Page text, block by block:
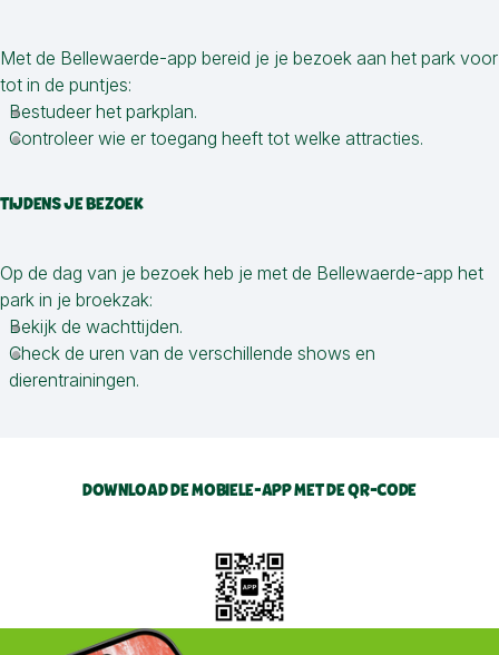
Met de Bellewaerde-app bereid je je bezoek aan het park voor
tot in de puntjes:
Bestudeer het parkplan.
Controleer wie er toegang heeft tot welke attracties.
TIJDENS JE BEZOEK
Op de dag van je bezoek heb je met de Bellewaerde-app het
park in je broekzak:
Bekijk de wachttijden.
Check de uren van de verschillende shows en
dierentrainingen.
DOWNLOAD DE MOBIELE-APP MET DE QR-CODE